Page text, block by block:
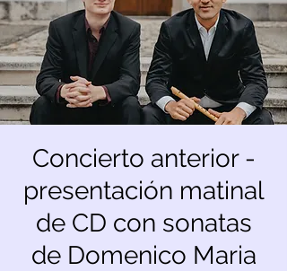
Concierto anterior -
presentación matinal
de CD con sonatas
de Domenico Maria